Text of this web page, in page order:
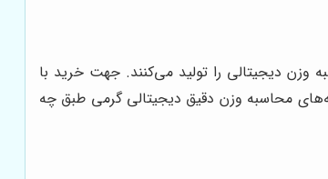
وزن دیجیتالی را تولید می‌کنند. جهت خرید با
محاسبه وزن دقیق دیجیتالی گرمی طبق چه